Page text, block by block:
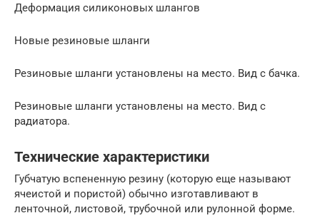
Деформация силиконовых шлангов
Новые резиновые шланги
Резиновые шланги установлены на место. Вид с бачка.
Резиновые шланги установлены на место. Вид с
радиатора.
Технические характеристики
Губчатую вспененную резину (которую еще называют
ячеистой и пористой) обычно изготавливают в
ленточной, листовой, трубочной или рулонной форме.